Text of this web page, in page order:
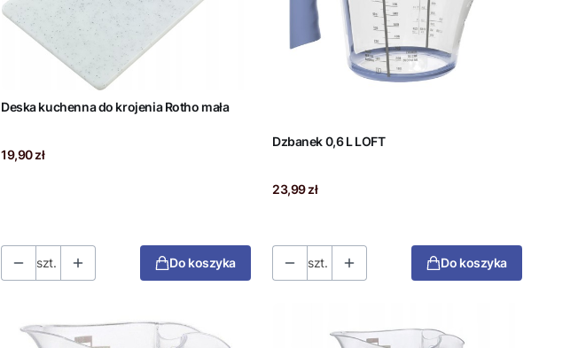
Deska kuchenna do krojenia Rotho mała
Cena
19,90 zł
szt. Do koszyka
Dzbanek 0,6 L LOFT
Cena
23,99 zł
szt. Do koszyka